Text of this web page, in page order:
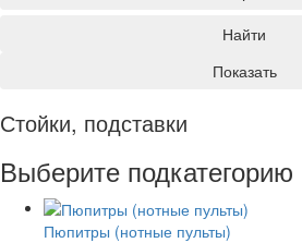
Найти
Показать
Стойки, подставки
Выберите подкатегорию
Пюпитры (нотные пульты)